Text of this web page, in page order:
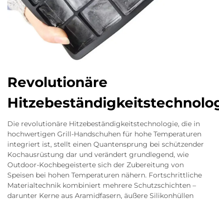
Revolutionäre
Die revolutionäre Hitzebeständigkeitstechnologie, die in
hochwertigen Grill-Handschuhen für hohe Temperaturen
integriert ist, stellt einen Quantensprung bei schützender
Kochausrüstung dar und verändert grundlegend, wie
Outdoor-Kochbegeisterte sich der Zubereitung von
Speisen bei hohen Temperaturen nähern. Fortschrittliche
Materialtechnik kombiniert mehrere Schutzschichten –
darunter Kerne aus Aramidfasern, äußere Silikonhüllen